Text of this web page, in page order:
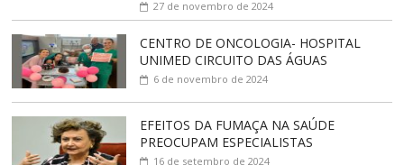
27 de novembro de 2024
CENTRO DE ONCOLOGIA- HOSPITAL
UNIMED CIRCUITO DAS ÁGUAS
6 de novembro de 2024
EFEITOS DA FUMAÇA NA SAÚDE
PREOCUPAM ESPECIALISTAS
16 de setembro de 2024